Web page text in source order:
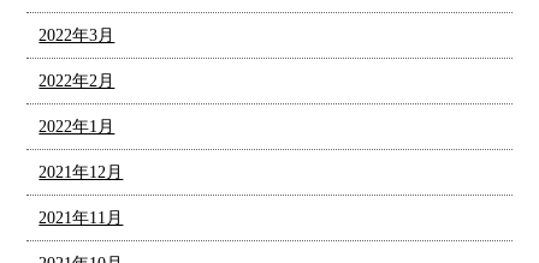
2022年3月
2022年2月
2022年1月
2021年12月
2021年11月